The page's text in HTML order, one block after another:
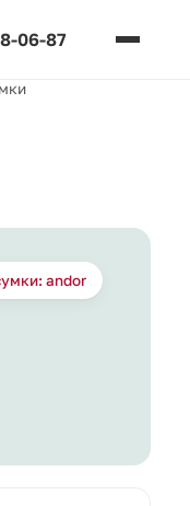
06-87
andor